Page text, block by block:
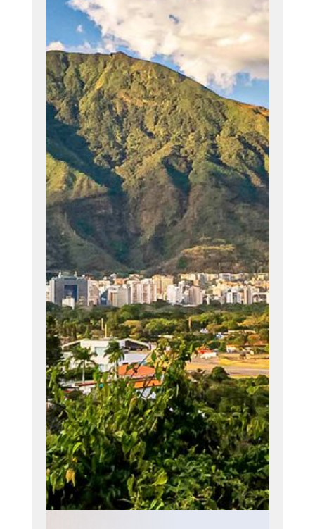
profesional para
colaborar en el
logro de sus
objetivos
apoyándolos en
su crecimiento,
proporcionándol
es un servicio
integral
personalizado
convirtiéndonos
en un valor
agregado para
su organización,
basados en
nuestra
experiencia
como principio
fundamental
para alcanzar el
éxito.